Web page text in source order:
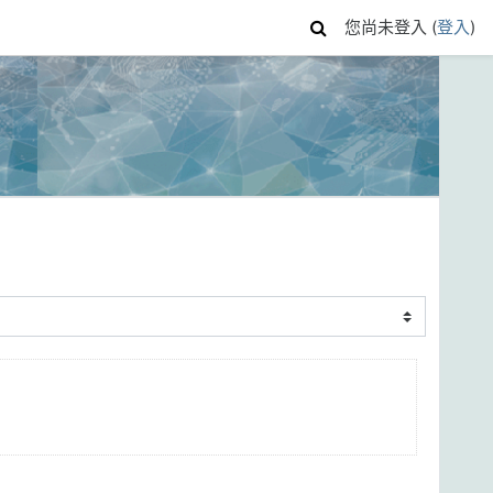
您尚未登入 (登入)